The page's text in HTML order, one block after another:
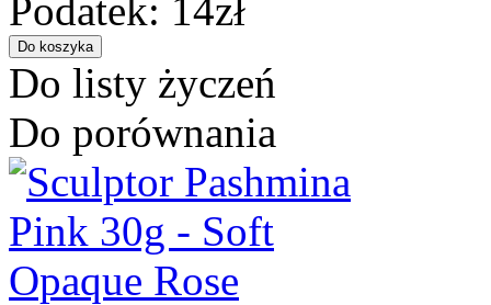
Podatek: 14zł
Do listy życzeń
Do porównania